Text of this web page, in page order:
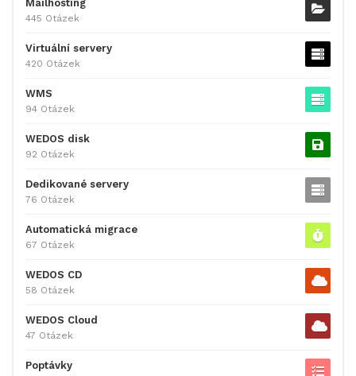
Mailhosting
445 Otázek
Virtuální servery
420 Otázek
WMS
94 Otázek
WEDOS disk
92 Otázek
Dedikované servery
76 Otázek
Automatická migrace
67 Otázek
WEDOS CD
58 Otázek
WEDOS Cloud
47 Otázek
Poptávky